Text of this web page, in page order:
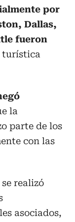
por
Dallas,
fueron
turística
la
parte de los
con las
realizó
asociados,